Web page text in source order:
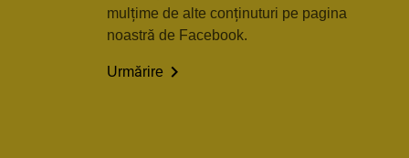
mulțime de alte conținuturi pe pagina
noastră de Facebook.
Urmărire 